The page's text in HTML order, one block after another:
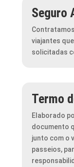
Seguro
viajantes
solicitadas
Termo
Elaborado
documento
junto com o
passeios,